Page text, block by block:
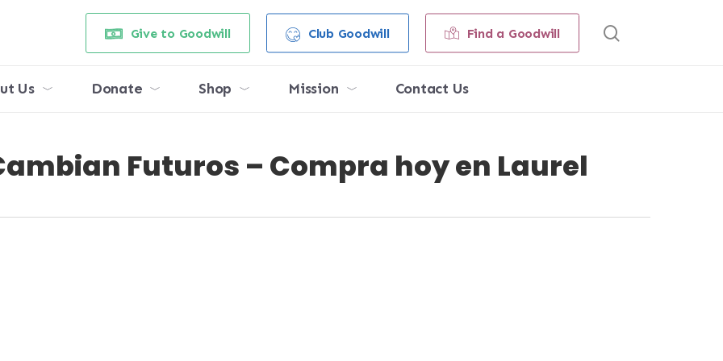
Give to Goodwill Club Goodwill Find a Goodwill
Us Donate Shop Mission Contact Us
Futuros – Compra hoy en Laurel